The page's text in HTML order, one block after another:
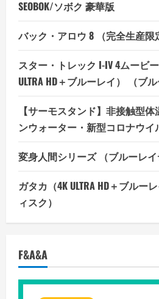
SEOBOK/ソボク 豪華版
バック・アロウ 8 （完全生産限
スター・トレック I-IV 4ムービ
ULTRA HD＋ブルーレイ） （ブ
【サーモスタンド】非接触型
ンウォーター・新型コロナウイ
変身人間シリーズ （ブルーレイ
ガタカ（4K ULTRA HD＋ブルー
ィスク）
F&A&A